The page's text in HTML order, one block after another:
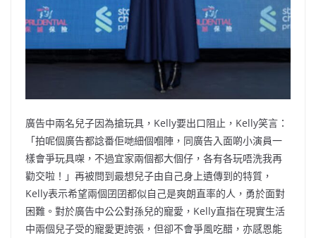
廣告中兩名兒子因為搶玩具，Kelly要出口阻止，Kelly笑言：
「拍呢個廣告都諗番佢哋細個嗰陣，同廣告入面啲小演員一
樣會爭玩具㗎，不過宜家兩個都大個仔，各有各玩唔洗我再
勸交啦！」再被問到最想兒子由自己身上遺傳到的特質，
Kelly表示希望兩個囝囝都似自己是爽朗直率的人，勇於面對
困難。對於廣告中公公對孫兒的寵愛，Kelly直指在現實生活
中兩個兒子受的寵愛更誇張，但卻不會爭風吃醋，亦感恩能